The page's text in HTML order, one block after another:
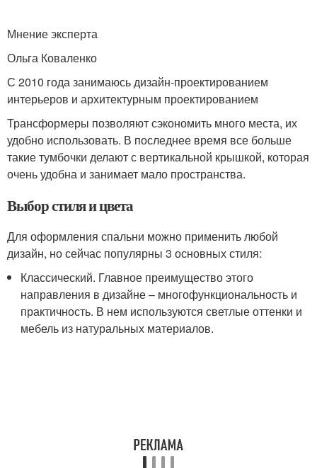
Мнение эксперта
Ольга Коваленко
С 2010 года занимаюсь дизайн-проектированием
интерьеров и архитектурным проектированием
Трансформеры позволяют сэкономить много места, их
удобно использовать. В последнее время все больше
такие тумбочки делают с вертикальной крышкой, которая
очень удобна и занимает мало пространства.
Выбор стиля и цвета
Для оформления спальни можно применить любой
дизайн, но сейчас популярны 3 основных стиля:
Классический. Главное преимущество этого
направления в дизайне – многофункциональность и
практичность. В нем используются светлые оттенки и
мебель из натуральных материалов.